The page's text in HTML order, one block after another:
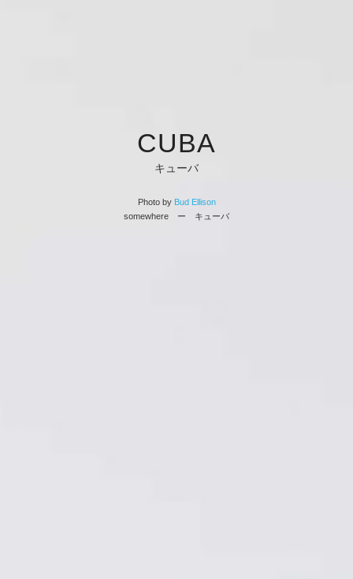
CUBA
キューバ
Photo by Bud Ellison
somewhere ー キューバ